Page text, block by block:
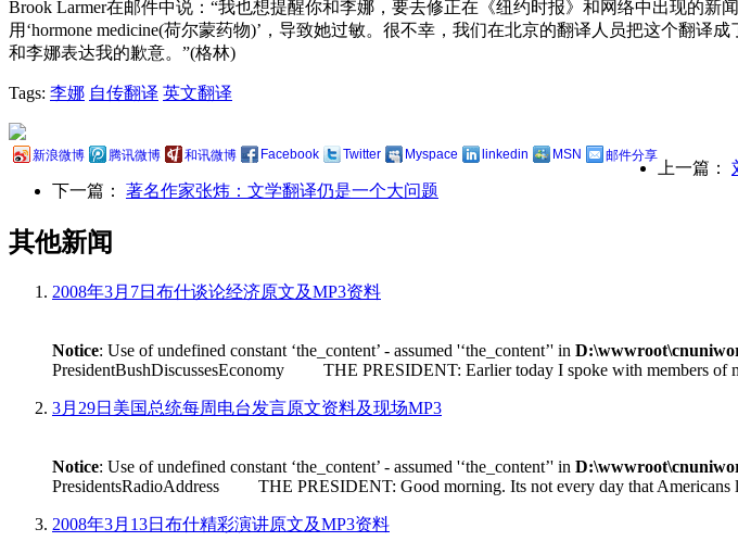
Brook Larmer在邮件中说：“我也想提醒你和李娜，要去修正在《纽约时报》和网络中出现的
用‘hormone medicine(荷尔蒙药物)’，导致她过敏。很不幸，我们在北京的翻译人员把这个翻
和李娜表达我的歉意。”(格林)
Tags: 李娜 自传翻译 英文翻译
新浪微博 腾讯微博 和讯微博 Facebook Twitter Myspace linkedin MSN 邮件分享
上一篇：
下一篇： 著名作家张炜：文学翻译仍是一个大问题
其他新闻
2008年3月7日布什谈论经济原文及MP3资料
Notice: Use of undefined constant ‘the_content’ - assumed '‘the_content’' in
PresidentBushDiscussesEconomy THE PRESIDENT: Earlier today I spoke with members of
3月29日美国总统每周电台发言原文资料及现场MP3
Notice: Use of undefined constant ‘the_content’ - assumed '‘the_content’' in
PresidentsRadioAddress THE PRESIDENT: Good morning. Its not every day that Americans
2008年3月13日布什精彩演讲原文及MP3资料